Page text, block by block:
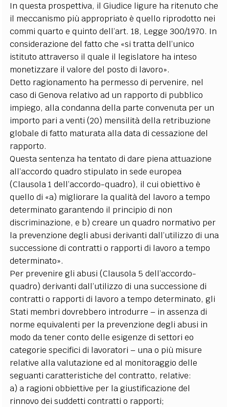
In questa prospettiva, il Giudice ligure ha ritenuto che
il meccanismo più appropriato è quello riprodotto nei
commi quarto e quinto dell’art. 18, Legge 300/1970. In
considerazione del fatto che «si tratta dell’unico
istituto attraverso il quale il legislatore ha inteso
monetizzare il valore del posto di lavoro».
Detto ragionamento ha permesso di pervenire, nel
caso di Genova relativo ad un rapporto di pubblico
impiego, alla condanna della parte convenuta per un
importo pari a venti (20) mensilità della retribuzione
globale di fatto maturata alla data di cessazione del
rapporto.
Questa sentenza ha tentato di dare piena attuazione
all’accordo quadro stipulato in sede europea
(Clausola 1 dell’accordo-quadro), il cui obiettivo è
quello di «a) migliorare la qualità del lavoro a tempo
determinato garantendo il principio di non
discriminazione, e b) creare un quadro normativo per
la prevenzione degli abusi derivanti dall’utilizzo di una
successione di contratti o rapporti di lavoro a tempo
determinato».
Per prevenire gli abusi (Clausola 5 dell’accordo-
quadro) derivanti dall’utilizzo di una successione di
contratti o rapporti di lavoro a tempo determinato, gli
Stati membri dovrebbero introdurre – in assenza di
norme equivalenti per la prevenzione degli abusi in
modo da tener conto delle esigenze di settori eo
categorie specifici di lavoratori – una o più misure
relative alla valutazione ed al monitoraggio delle
seguanti caratteristiche del contratto, relative:
a) a ragioni obbiettive per la giustificazione del
rinnovo dei suddetti contratti o rapporti;